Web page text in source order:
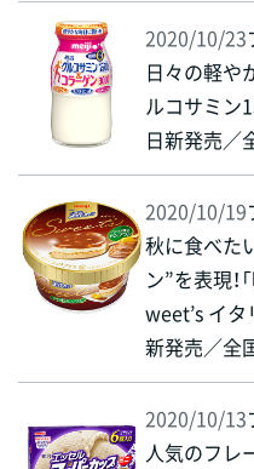
2020/10/23
日々の軽や
ルコサミン
日新発売／
2020/10/19
秋に食べた
ン”を表現
weet’s イタ
新発売／全
2020/10/13
人気のフレ